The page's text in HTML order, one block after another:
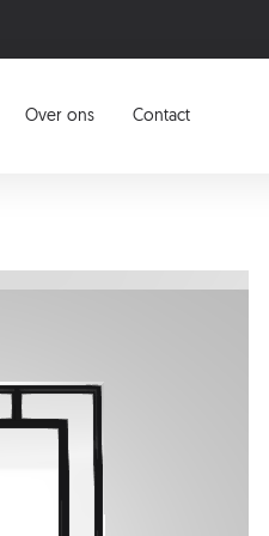
Over ons Contact